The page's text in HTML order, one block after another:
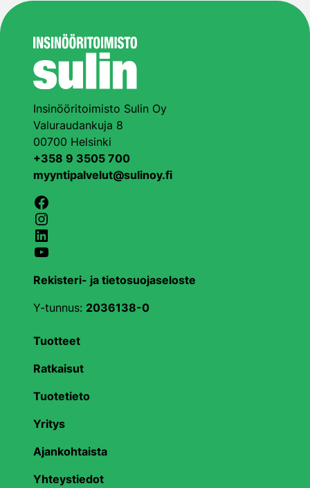
Insinööritoimisto Sulin Oy
Valuraudankuja 8
00700 Helsinki
+358 9 3505 700
myyntipalvelut@sulinoy.fi
Facebook
Instagram
LinkedIn
YouTube
Rekisteri- ja tietosuojaseloste
Y-tunnus: 2036138-0
Tuotteet
Ratkaisut
Tuotetieto
Yritys
Ajankohtaista
Yhteystiedot